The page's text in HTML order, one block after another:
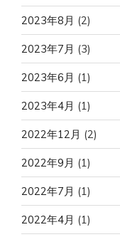
2023年8月 (2)
2023年7月 (3)
2023年6月 (1)
2023年4月 (1)
2022年12月 (2)
2022年9月 (1)
2022年7月 (1)
2022年4月 (1)